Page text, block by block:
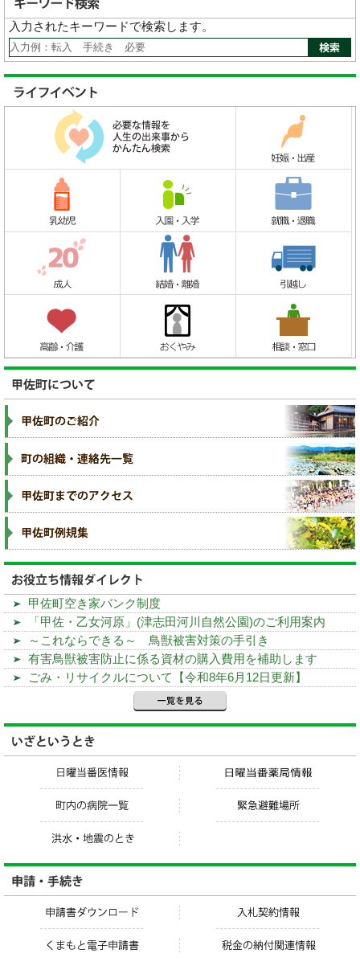
入力されたキーワードで検索します。
甲佐町空き家バンク制度
「甲佐・乙女河原」(津志田河川自然公園)のご利用案内
～これならできる～ 鳥獣被害対策の手引き
有害鳥獣被害防止に係る資材の購入費用を補助します
ごみ・リサイクルについて【令和8年6月12日更新】